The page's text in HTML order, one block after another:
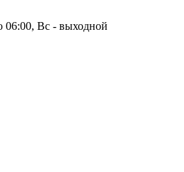
06:00, Вс - выходной